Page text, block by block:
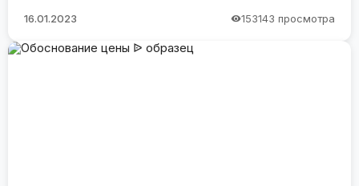
16.01.2023 153143 просмотра